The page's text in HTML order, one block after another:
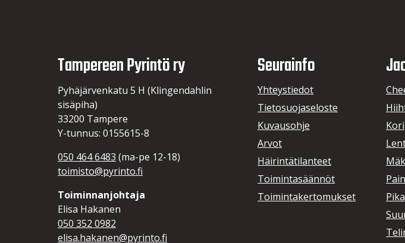
Tampereen Pyrintö ry
Pyhäjärvenkatu 5 H (Klingendahlin
sisäpiha)
33200 Tampere
Y-tunnus: 0155615-8
050 464 6483 (ma-pe 12-18)
toimisto@pyrinto.fi
Toiminnanjohtaja
Elisa Hakanen
050 352 0982
elisa.hakanen@pyrinto.fi
Seurainfo
Yhteystiedot
Tietosuojaseloste
Kuvausohje
Arvot
Häirintätilanteet
Toimintasäännöt
Toimintakertomukset